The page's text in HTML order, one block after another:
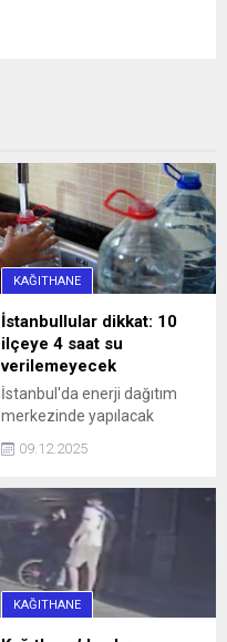
KAĞITHANE
İstanbullular dikkat: 10
ilçeye 4 saat su
verilemeyecek
İstanbul'da enerji dağıtım
merkezinde yapılacak
10 ilçeye 4 saat su
09.12.2025
KAĞITHANE